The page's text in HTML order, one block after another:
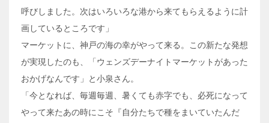
呼びしました。次はいろいろな港から来てもらえるように計
画しているところです」
マーケットに、神戸の海の幸がやって来る。この新たな発想
が実現したのも、「ウェンズデーナイトマーケットがあった
おかげなんです」と小泉さん。
「今となれば、毎週毎週、暑くても赤字でも、必死になって
やって来たあの時にこそ『自分たちで種をまいていたんだ